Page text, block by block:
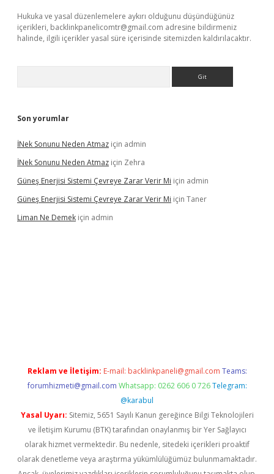
Hukuka ve yasal düzenlemelere aykırı olduğunu düşündüğünüz
içerikleri, backlinkpanelicomtr@gmail.com adresine bildirmeniz
halinde, ilgili içerikler yasal süre içerisinde sitemizden kaldırılacaktır.
Son yorumlar
İNek Sonunu Neden Atmaz için admin
İNek Sonunu Neden Atmaz için Zehra
Güneş Enerjisi Sistemi Çevreye Zarar Verir Mi için admin
Güneş Enerjisi Sistemi Çevreye Zarar Verir Mi için Taner
Liman Ne Demek için admin
Reklam ve İletişim: E-mail: backlinkpaneli@gmail.com Teams:
forumhizmeti@gmail.com Whatsapp: 0262 606 0 726 Telegram:
@karabul
Yasal Uyarı: Sitemiz, 5651 Sayılı Kanun gereğince Bilgi Teknolojileri
ve İletişim Kurumu (BTK) tarafından onaylanmış bir Yer Sağlayıcı
olarak hizmet vermektedir. Bu nedenle, sitedeki içerikleri proaktif
olarak denetleme veya araştırma yükümlülüğümüz bulunmamaktadır.